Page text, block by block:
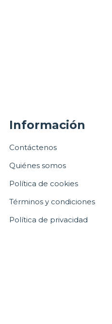
Información
Contáctenos
Quiénes somos
Política de cookies
Términos y condiciones
Política de privacidad